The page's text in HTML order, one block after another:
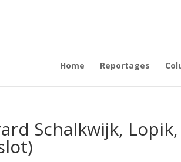
Home Reportages
Schalkwijk,